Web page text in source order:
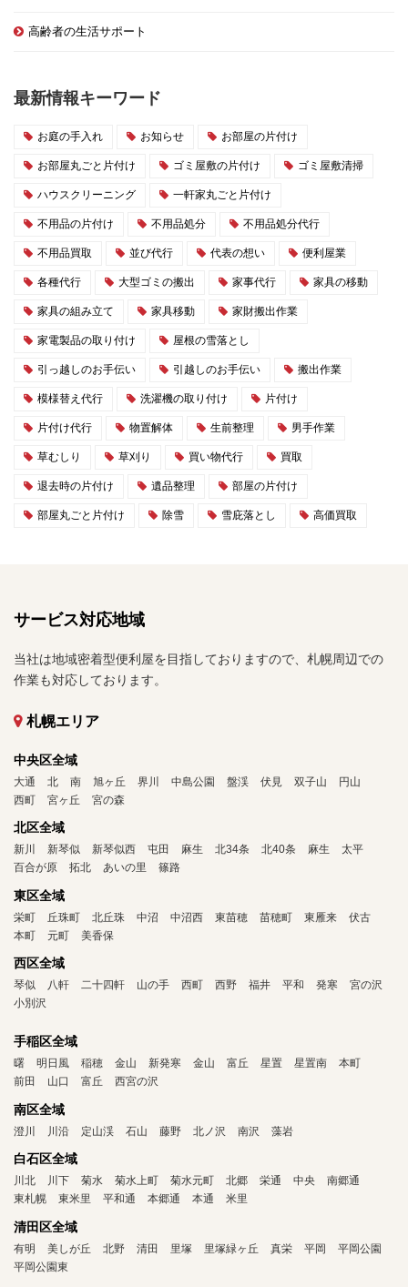
高齢者の生活サポート
最新情報キーワード
お庭の手入れ お知らせ お部屋の片付け
お部屋丸ごと片付け ゴミ屋敷の片付け ゴミ屋敷清掃
ハウスクリーニング 一軒家丸ごと片付け
不用品の片付け 不用品処分 不用品処分代行
不用品買取 並び代行 代表の想い 便利屋業
各種代行 大型ゴミの搬出 家事代行 家具の移動
家具の組み立て 家具移動 家財搬出作業
家電製品の取り付け 屋根の雪落とし
引っ越しのお手伝い 引越しのお手伝い 搬出作業
模様替え代行 洗濯機の取り付け 片付け
片付け代行 物置解体 生前整理 男手作業
草むしり 草刈り 買い物代行 買取
退去時の片付け 遺品整理 部屋の片付け
部屋丸ごと片付け 除雪 雪庇落とし 高価買取
サービス対応地域
当社は地域密着型便利屋を目指しておりますので、札幌周辺での
作業も対応しております。
札幌エリア
中央区全域
大通 北 南 旭ヶ丘 界川 中島公園 盤渓 伏見 双子山
円山
西町
宮ヶ丘 宮の森
北区全域
新川 新琴似 新琴似西 屯田 麻生 北34条 北40条 麻生
太平
百合が原
拓北 あいの里 篠路
東区全域
栄町 丘珠町 北丘珠 中沼 中沼西 東苗穂 苗穂町 東雁来
伏古
本町
元町 美香保
西区全域
琴似 八軒 二十四軒 山の手 西町 西野 福井 平和 発寒
宮の沢
小別沢
手稲区全域
曙 明日風 稲穂 金山 新発寒 金山 富丘 星置 星置南
本町
前田
山口 富丘 西宮の沢
南区全域
澄川 川沿 定山渓 石山 藤野 北ノ沢 南沢 藻岩
白石区全域
川北 川下 菊水 菊水上町 菊水元町 北郷 栄通 中央
南郷通
東札幌
東米里 平和通 本郷通 本通 米里
清田区全域
有明 美しが丘 北野 清田 里塚 里塚緑ヶ丘 真栄 平岡
平岡公園
平岡公園東